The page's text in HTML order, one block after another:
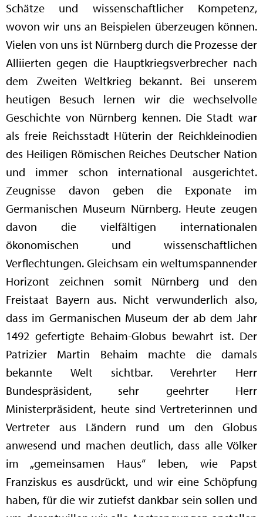
Schätze und wissenschaftlicher Kompetenz,
wovon wir uns an Beispielen überzeugen können.
Vielen von uns ist Nürnberg durch die Prozesse der
Alliierten gegen die Hauptkriegsverbrecher nach
dem Zweiten Weltkrieg bekannt. Bei unserem
heutigen Besuch lernen wir die wechselvolle
Geschichte von Nürnberg kennen. Die Stadt war
als freie Reichsstadt Hüterin der Reichkleinodien
des Heiligen Römischen Reiches Deutscher Nation
und immer schon international ausgerichtet.
Zeugnisse davon geben die Exponate im
Germanischen Museum Nürnberg. Heute zeugen
davon die vielfältigen internationalen
ökonomischen und wissenschaftlichen
Verflechtungen. Gleichsam ein weltumspannender
Horizont zeichnen somit Nürnberg und den
Freistaat Bayern aus. Nicht verwunderlich also,
dass im Germanischen Museum der ab dem Jahr
1492 gefertigte Behaim-Globus bewahrt ist. Der
Patrizier Martin Behaim machte die damals
bekannte Welt sichtbar. Verehrter Herr
Bundespräsident, sehr geehrter Herr
Ministerpräsident, heute sind Vertreterinnen und
Vertreter aus Ländern rund um den Globus
anwesend und machen deutlich, dass alle Völker
im „gemeinsamen Haus“ leben, wie Papst
Franziskus es ausdrückt, und wir eine Schöpfung
haben, für die wir zutiefst dankbar sein sollen und